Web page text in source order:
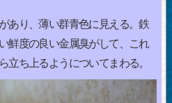
あり、薄い群青色に見える。鉄
鮮度の良い金属臭がして、これ
立ち上るようについてまわる。